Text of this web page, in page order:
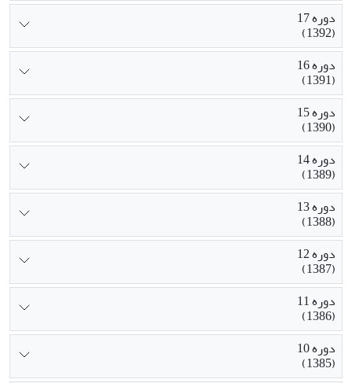
دوره 17
(1392)
دوره 16
(1391)
دوره 15
(1390)
دوره 14
(1389)
دوره 13
(1388)
دوره 12
(1387)
دوره 11
(1386)
دوره 10
(1385)